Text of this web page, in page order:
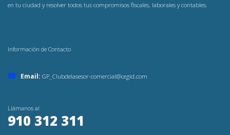
en tu ciudad y resolver todos tus compromisos fiscales, laborales y contables.
Información de Contacto
Email: GP_Clubdelasesor-comercial@cegid.com
Llámanos al
910 312 311